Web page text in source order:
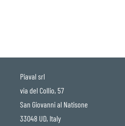
Piaval srl
via del Collio, 57
San Giovanni al Natisone
33048 UD, Italy